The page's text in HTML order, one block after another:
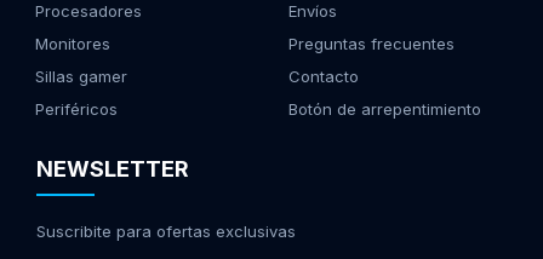
Procesadores
Monitores
Sillas gamer
Periféricos
Envíos
Preguntas frecuentes
Contacto
Botón de arrepentimiento
NEWSLETTER
Suscribite para ofertas exclusivas